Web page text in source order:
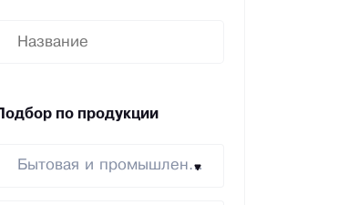
Подбор по продукции
Бытовая и промышленная химия